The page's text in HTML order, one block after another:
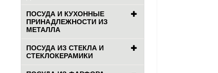
ПОСУДА И КУХОННЫЕ
ПРИНАДЛЕЖНОСТИ ИЗ
МЕТАЛЛА
ПОСУДА ИЗ СТЕКЛА И
СТЕКЛОКЕРАМИКИ